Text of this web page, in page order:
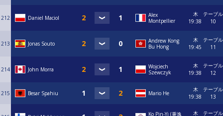
212 Daniel Maciol
Alex
Montpellier
木
19:38
テーブル
10
213 Jonas Souto
Andrew Kong
Bu Hong
木
19:45
テーブル
11
214 John Morra
Wojciech
Szewczyk
木
19:38
テーブル
12
215 Besar Spahiu Mario He
木
19:38
テーブル
13
Ko Pin-Yi (秉逸
木
テーブル